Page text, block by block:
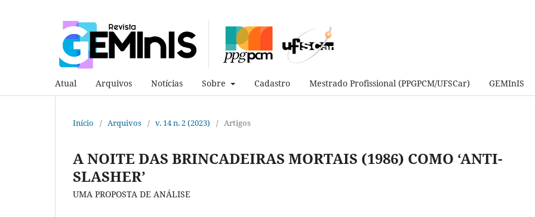
Atual Arquivos Notícias Sobre Cadastro Mestrado Profissional (PPGPCM/UFSCar) GEMInIS
Início / Arquivos / v. 14 n. 2 (2023) / Artigos
A NOITE DAS BRINCADEIRAS MORTAIS (1986) COMO ‘ANTI-
SLASHER’
UMA PROPOSTA DE ANÁLISE